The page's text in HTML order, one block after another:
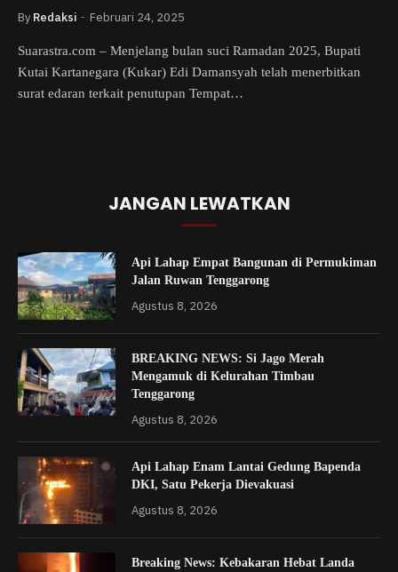
By Redaksi Februari 24, 2025
Suarastra.com – Menjelang bulan suci Ramadan 2025, Bupati
Kutai Kartanegara (Kukar) Edi Damansyah telah menerbitkan
surat edaran terkait penutupan Tempat…
JANGAN LEWATKAN
Api Lahap Empat Bangunan di Permukiman
Jalan Ruwan Tenggarong
Agustus 8, 2026
BREAKING NEWS: Si Jago Merah
Mengamuk di Kelurahan Timbau
Tenggarong
Agustus 8, 2026
Api Lahap Enam Lantai Gedung Bapenda
DKI, Satu Pekerja Dievakuasi
Agustus 8, 2026
Breaking News: Kebakaran Hebat Landa